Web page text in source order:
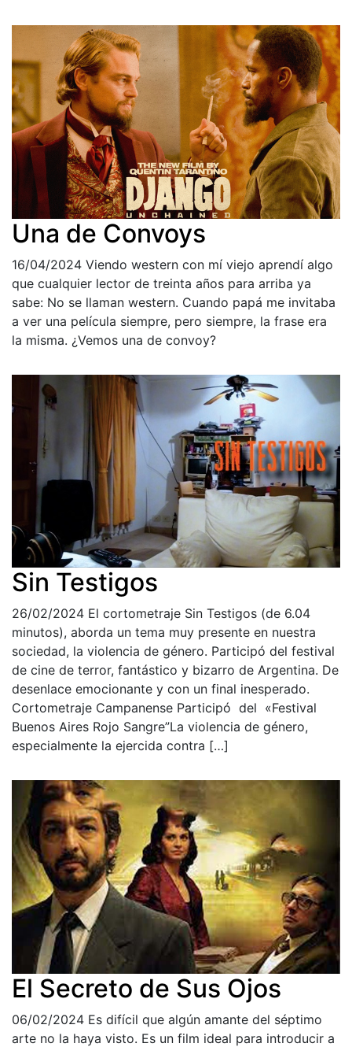
Una de Convoys
16/04/2024 Viendo western con mí viejo aprendí algo
que cualquier lector de treinta años para arriba ya
sabe: No se llaman western. Cuando papá me invitaba
a ver una película siempre, pero siempre, la frase era
la misma. ¿Vemos una de convoy?
Sin Testigos
26/02/2024 El cortometraje Sin Testigos (de 6.04
minutos), aborda un tema muy presente en nuestra
sociedad, la violencia de género. Participó del festival
de cine de terror, fantástico y bizarro de Argentina. De
desenlace emocionante y con un final inesperado.
Cortometraje Campanense Participó del «Festival
Buenos Aires Rojo Sangre”La violencia de género,
especialmente la ejercida contra […]
El Secreto de Sus Ojos
06/02/2024 Es difícil que algún amante del séptimo
arte no la haya visto. Es un film ideal para introducir a